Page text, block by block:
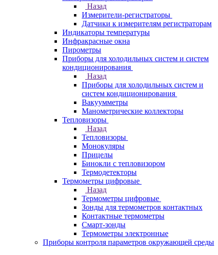
Назад
Измерители-регистраторы
Датчики к измерителям регистраторам
Индикаторы температуры
Инфракрасные окна
Пирометры
Приборы для холодильных систем и систем
кондиционирования
Назад
Приборы для холодильных систем и
систем кондиционирования
Вакуумметры
Манометрические коллекторы
Тепловизоры
Назад
Тепловизоры
Монокуляры
Прицелы
Бинокли с тепловизором
Термодетекторы
Термометры цифровые
Назад
Термометры цифровые
Зонды для термометров контактных
Контактные термометры
Смарт-зонды
Термометры электронные
Приборы контроля параметров окружающей среды